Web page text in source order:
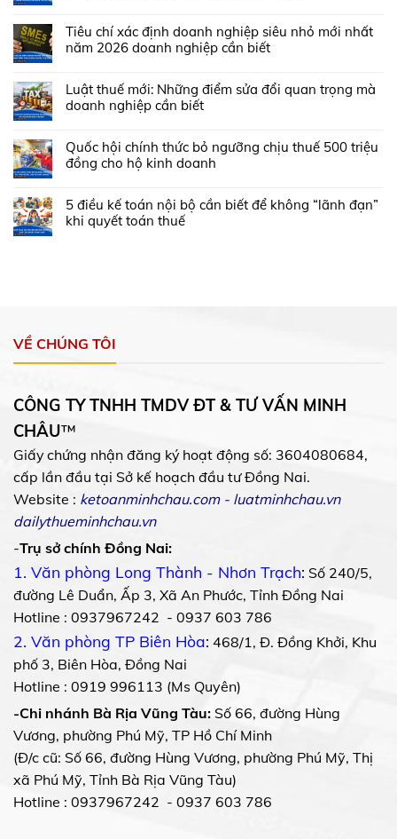
Tiêu chí xác định doanh nghiệp siêu nhỏ mới nhất
năm 2026 doanh nghiệp cần biết
Luật thuế mới: Những điểm sửa đổi quan trọng mà
doanh nghiệp cần biết
Quốc hội chính thức bỏ ngưỡng chịu thuế 500 triệu
đồng cho hộ kinh doanh
5 điều kế toán nội bộ cần biết để không “lãnh đạn”
khi quyết toán thuế
VỀ CHÚNG TÔI
CÔNG TY TNHH TMDV ĐT & TƯ VẤN MINH
CHÂU™
Giấy chứng nhận đăng ký hoạt động số: 3604080684,
cấp lần đầu tại Sở kế hoạch đầu tư Đồng Nai.
Website : ketoanminhchau.com- luatminhchau.vn
dailythueminhchau.vn
-Trụ sở chính Đồng Nai:
1. Văn phòng Long Thành - Nhơn Trạch: Số 240/5,
đường Lê Duẩn, Ấp 3, Xã An Phước, Tỉnh Đồng Nai
Hotline : 0937967242 - 0937 603 786
2. Văn phòng TP Biên Hòa: 468/1, Đ. Đồng Khởi, Khu
phố 3, Biên Hòa, Đồng Nai
Hotline : 0919 996113 (Ms Quyên)
-Chi nhánh Bà Rịa Vũng Tàu: Số 66, đường Hùng
Vương, phường Phú Mỹ, TP Hồ Chí Minh
(Đ/c cũ: Số 66, đường Hùng Vương, phường Phú Mỹ, Thị
xã Phú Mỹ, Tỉnh Bà Rịa Vũng Tàu)
Hotline : 0937967242 - 0937 603 786